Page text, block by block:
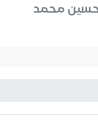
حسين محمد